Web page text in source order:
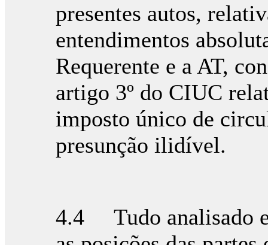
presentes autos,
entendimentos
Requerente e a AT,
artigo 3º do CIUC
imposto único de
presunção ilidível.
4.4 Tudo analisado